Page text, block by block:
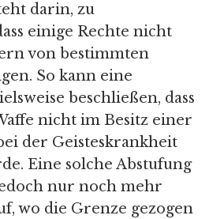
darin, zu
einige Rechte nicht
von bestimmten
So kann eine
beschließen, dass
nicht im Besitz einer
der Geisteskrankheit
Eine solche Abstufung
nur noch mehr
wo die Grenze gezogen